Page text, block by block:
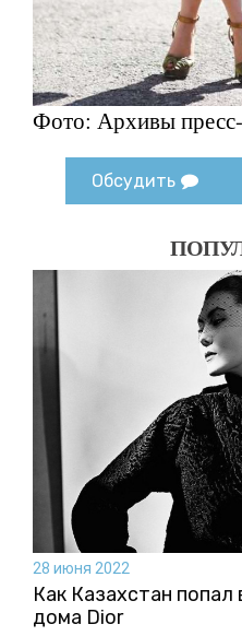
Фото: Архивы
Обсудить
28 июня 2022
Как Казахстан попал
дома Dior